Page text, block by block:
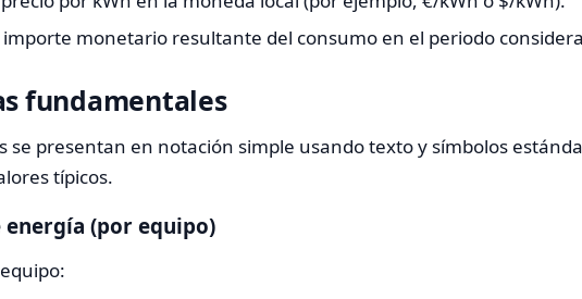
importe monetario resultante del consumo en el periodo
fundamentales
se presentan en notación simple usando texto y símbolos
típicos.
energía (por equipo)